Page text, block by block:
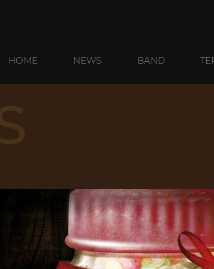
HOME NEWS BAND